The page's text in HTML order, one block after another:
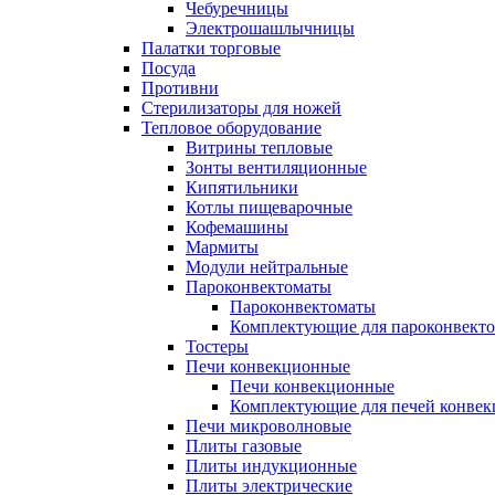
Чебуречницы
Электрошашлычницы
Палатки торговые
Посуда
Противни
Стерилизаторы для ножей
Тепловое оборудование
Витрины тепловые
Зонты вентиляционные
Кипятильники
Котлы пищеварочные
Кофемашины
Мармиты
Модули нейтральные
Пароконвектоматы
Пароконвектоматы
Комплектующие для
Тостеры
Печи конвекционные
Печи конвекционные
Комплектующие для печей
Печи микроволновые
Плиты газовые
Плиты индукционные
Плиты электрические